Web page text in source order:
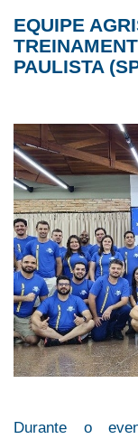
EQUIPE
PAULISTA
Durante o